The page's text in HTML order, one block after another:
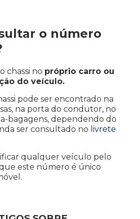
o número
chassi no próprio carro ou
do veículo.
pode ser encontrado na
na porta do condutor, no
bagagens, dependendo do
ser consultado no livrete
qualquer veículo pelo
que este número é único